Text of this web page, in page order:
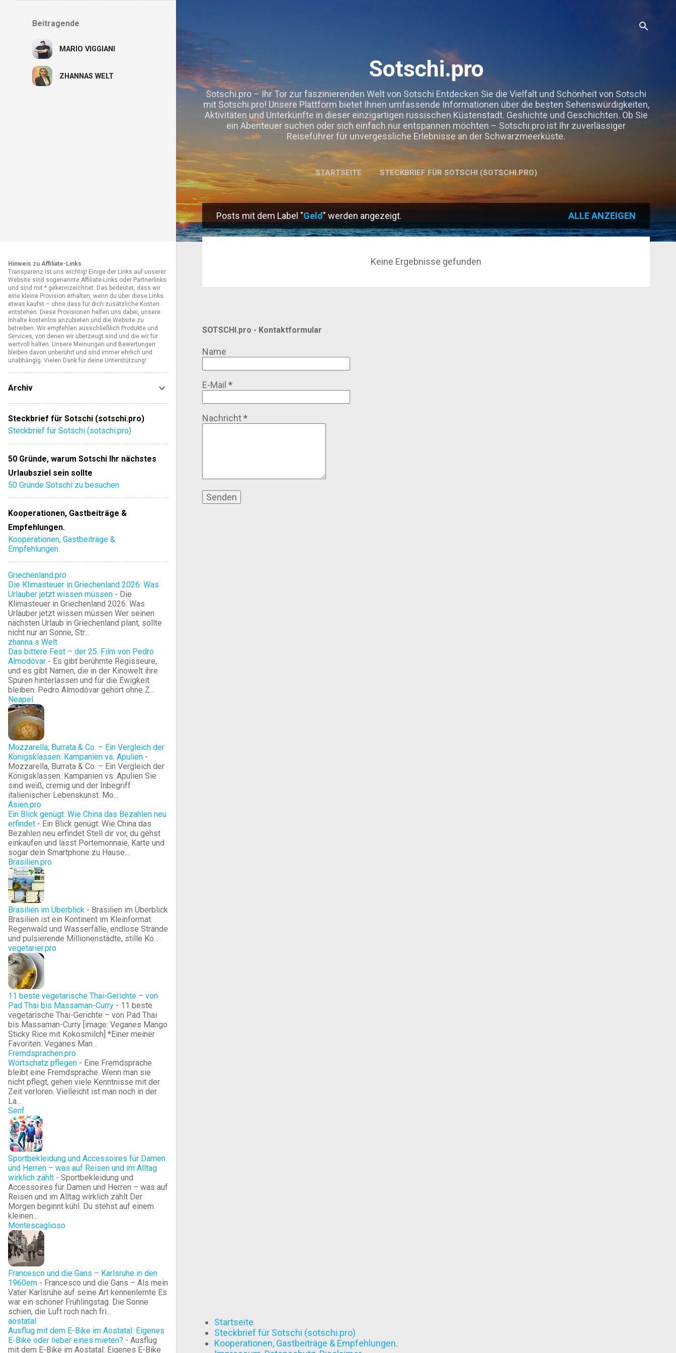
Sotschi.pro
Sotschi.pro – Ihr Tor zur faszinierenden Welt von Sotschi Entdecken Sie die Vielfalt und Schönheit von Sotschi
mit Sotschi.pro! Unsere Plattform bietet Ihnen umfassende Informationen über die besten Sehenswürdigkeiten,
Aktivitäten und Unterkünfte in dieser einzigartigen russischen Küstenstadt. Geshichte und Geschichten. Ob Sie
ein Abenteuer suchen oder sich einfach nur entspannen möchten – Sotschi.pro ist Ihr zuverlässiger
Reiseführer für unvergessliche Erlebnisse an der Schwarzmeerküste.
STARTSEITE STECKBRIEF FÜR SOTSCHI (SOTSCHI.PRO)
KOOPERATIONEN, GASTBEITRÄGE & EMPFEHLUNGEN. MEHR… IMPRESSUM, DATENSCHUTZ, DISCLAIMER
P
o
Posts mit dem Label "Geld" werden angezeigt. ALLE ANZEIGEN
Keine Ergebnisse gefunden
SOTSCHI.pro - Kontaktformular
Name
E-Mail *
Nachricht*
Startseite
Steckbrief für Sotschi (sotschi.pro)
Kooperationen, Gastbeiträge & Empfehlungen.
Beitragende
MARIO VIGGIANI
ZHANNAS WELT
Hinweis zu Affiliate-Links
Transparenz ist uns wichtig! Einige der Links auf unserer
Website sind sogenannte Affiliate-Links oder Partnerlinks
und sind mit * gekennzeichnet. Das bedeutet, dass wir
eine kleine Provision erhalten, wenn du über diese Links
etwas kaufst – ohne dass für dich zusätzliche Kosten
entstehen. Diese Provisionen helfen uns dabei, unsere
Inhalte kostenlos anzubieten und die Website zu
betreiben. Wir empfehlen ausschließlich Produkte und
Services, von denen wir überzeugt sind und die wir für
wertvoll halten. Unsere Meinungen und Bewertungen
bleiben davon unberührt und sind immer ehrlich und
unabhängig. Vielen Dank für deine Unterstützung!
Archiv
Steckbrief für Sotschi (sotschi.pro)
Steckbrief für Sotschi (sotschi.pro)
50 Gründe, warum Sotschi Ihr nächstes
Urlaubsziel sein sollte
50 Gründe Sotschi zu besuchen
Kooperationen, Gastbeiträge &
Empfehlungen.
Kooperationen, Gastbeiträge &
Empfehlungen.
Griechenland.pro
Die Klimasteuer in Griechenland 2026: Was
Urlauber jetzt wissen müssen - Die
Klimasteuer in Griechenland 2026: Was
Urlauber jetzt wissen müssen Wer seinen
nächsten Urlaub in Griechenland plant, sollte
nicht nur an Sonne, Str...
zhanna s Welt
Das bittere Fest – der 25. Film von Pedro
Almodóvar - Es gibt berühmte Regisseure,
und es gibt Namen, die in der Kinowelt ihre
Spuren hinterlassen und für die Ewigkeit
bleiben. Pedro Almodóvar gehört ohne Z...
Neapel
Mozzarella, Burrata & Co. – Ein Vergleich der
Königsklassen: Kampanien vs. Apulien -
Mozzarella, Burrata & Co. – Ein Vergleich der
Königsklassen: Kampanien vs. Apulien Sie
sind weiß, cremig und der Inbegriff
italienischer Lebenskunst: Mo...
Asien.pro
Ein Blick genügt: Wie China das Bezahlen neu
erfindet - Ein Blick genügt: Wie China das
Bezahlen neu erfindet Stell dir vor, du gehst
einkaufen und lässt Portemonnaie, Karte und
sogar dein Smartphone zu Hause....
Brasilien.pro
Brasilien im Überblick - Brasilien im Überblick
Brasilien ist ein Kontinent im Kleinformat:
Regenwald und Wasserfälle, endlose Strände
und pulsierende Millionenstädte, stille Ko...
vegetarier.pro
11 beste vegetarische Thai-Gerichte – von
Pad Thai bis Massaman-Curry - 11 beste
vegetarische Thai-Gerichte – von Pad Thai
bis Massaman-Curry [image: Veganes Mango
Sticky Rice mit Kokosmilch] *Einer meiner
Favoriten: Veganes Man...
Fremdsprachen.pro
Wortschatz pflegen - Eine Fremdsprache
bleibt eine Fremdsprache. Wenn man sie
nicht pflegt, gehen viele Kenntnisse mit der
Zeit verloren. Vielleicht ist man noch in der
La...
Senf
Sportbekleidung und Accessoires für Damen
und Herren – was auf Reisen und im Alltag
wirklich zählt - Sportbekleidung und
Accessoires für Damen und Herren – was auf
Reisen und im Alltag wirklich zählt Der
Morgen beginnt kühl. Du stehst auf einem
kleinen...
Montescaglioso
Francesco und die Gans – Karlsruhe in den
1960ern - Francesco und die Gans – Als mein
Vater Karlsruhe auf seine Art kennenlernte Es
war ein schöner Frühlingstag. Die Sonne
schien, die Luft roch nach fri...
aostatal
Ausflug mit dem E-Bike im Aostatal: Eigenes
E-Bike oder lieber eines mieten? - Ausflug
mit dem E-Bike im Aostatal: Eigenes E-Bike